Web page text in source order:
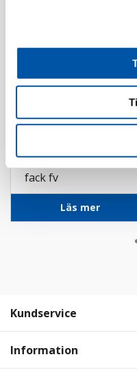
Plus ram kombi 2x2-
fack fv
Läs mer
Kundservice
Information